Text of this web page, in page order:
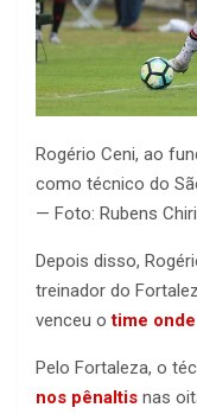
Rogério Ceni, ao
como técnico do
— Foto: Rubens
Depois disso,
treinador do
venceu otime onde
Pelo Fortaleza, o
nos pênaltis nas